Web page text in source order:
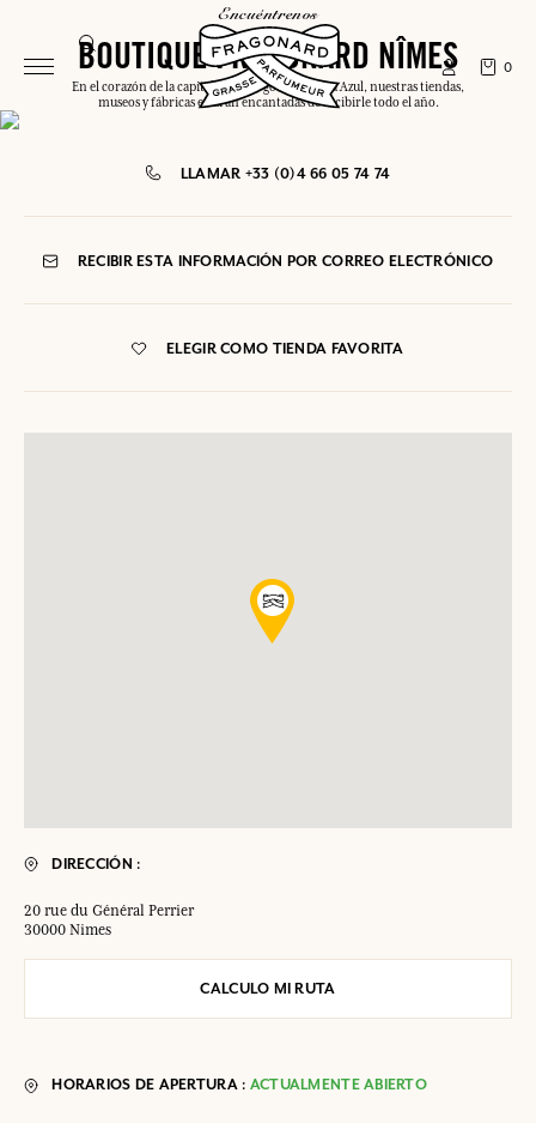
0
encuéntrenos
BOUTIQUE FRAGONARD NÎMES
En el corazón de la capital o a lo largo de la Costa Azul, nuestras tiendas,
museos y fábricas estarán encantadas de recibirle todo el año.
LLAMAR +33 (0)4 66 05 74 74
RECIBIR ESTA INFORMACIÓN POR CORREO ELECTRÓNICO
ELEGIR COMO TIENDA FAVORITA
DIRECCIÓN :
20 rue du Général Perrier
30000 Nimes
CALCULO MI RUTA
HORARIOS DE APERTURA : ACTUALMENTE ABIERTO